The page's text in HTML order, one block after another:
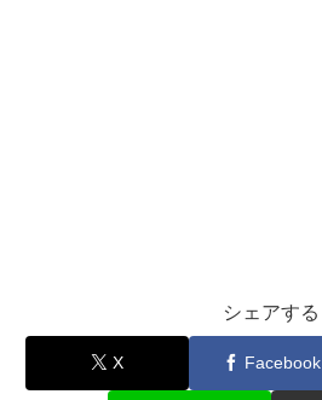
シェアする
X Facebook